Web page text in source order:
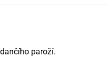
paroží.